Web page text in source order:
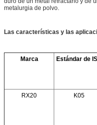
metalurgia de polvo.
Las características y las
Marca Estándar de
RX20 K05